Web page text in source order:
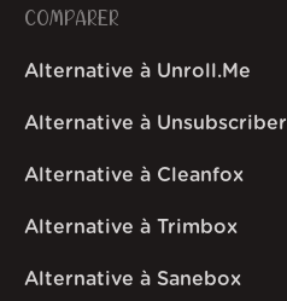
COMPARER
Alternative à Unroll.Me
Alternative à Unsubscriber
Alternative à Cleanfox
Alternative à Trimbox
Alternative à Sanebox